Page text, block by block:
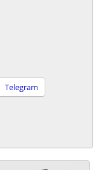
Telegram